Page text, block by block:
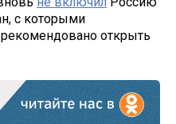
с которыми
открыть